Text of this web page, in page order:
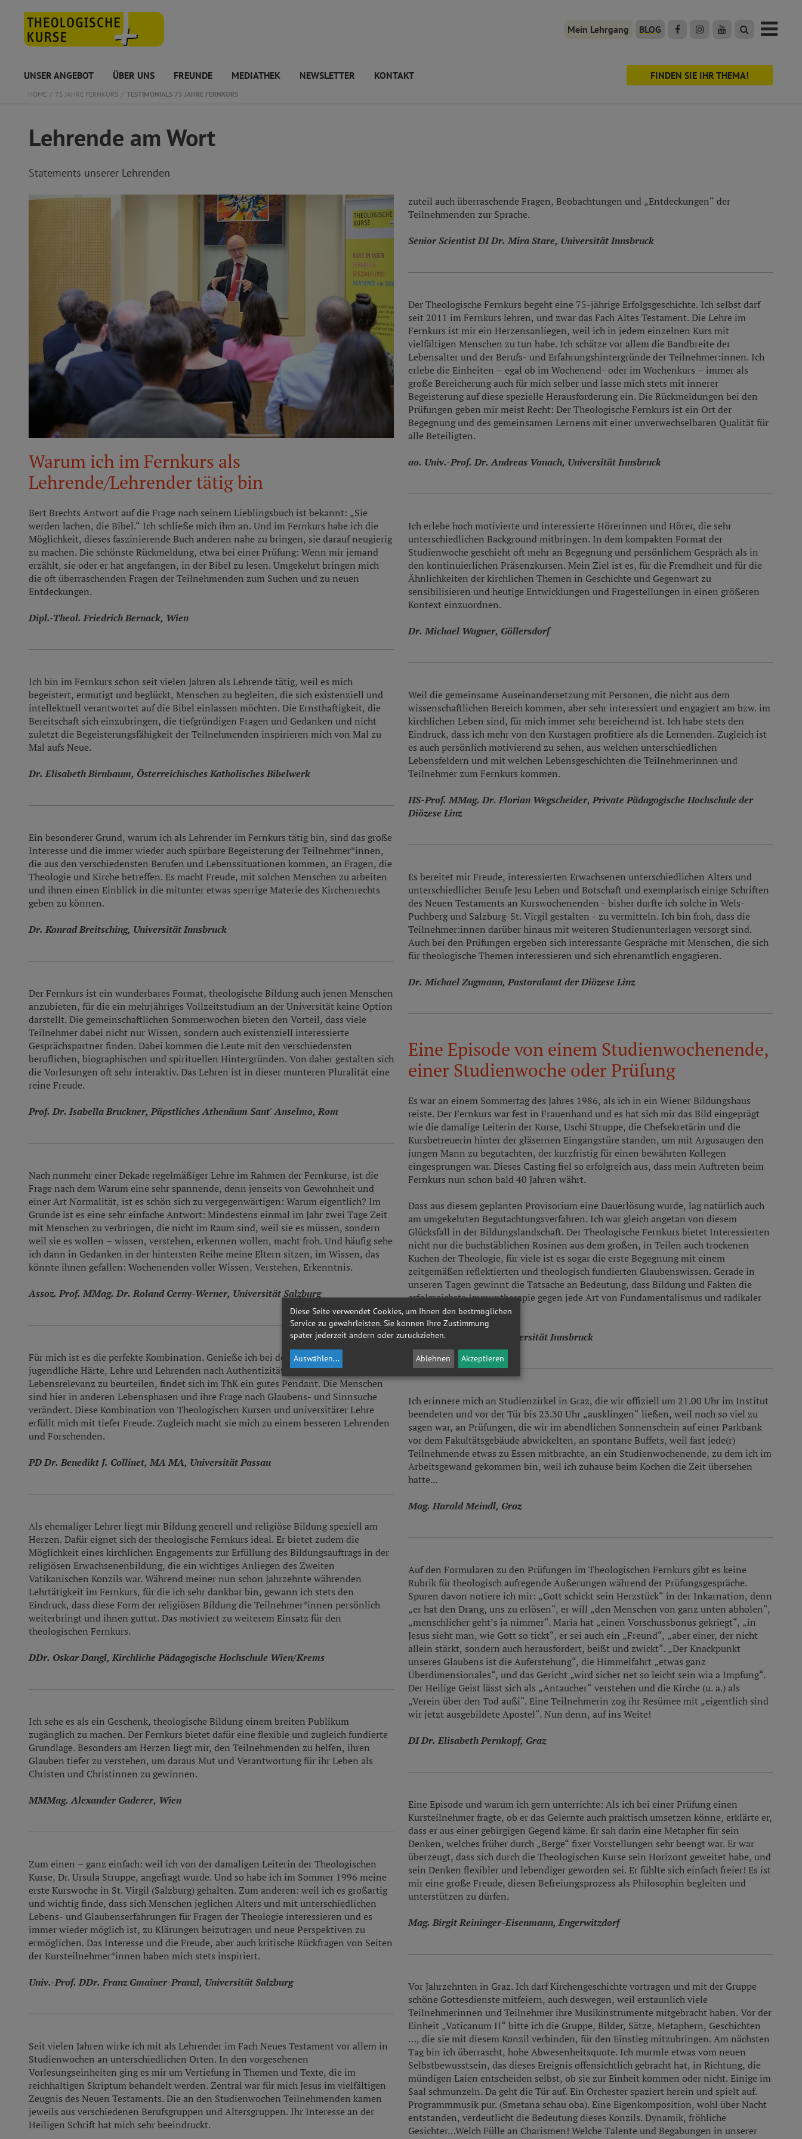
Mein Lehrgang BLOG
UNSER ANGEBOT ÜBER UNS FREUNDE MEDIATHEK NEWSLETTER KONTAKT FINDEN SIE IHR THEMA!
HOME 75 JAHRE FERNKURS TESTIMONIALS 75 JAHRE FERNKURS
Lehrende am Wort
Statements unserer Lehrenden
Warum ich im Fernkurs als
Lehrende/Lehrender tätig bin
Bert Brechts Antwort auf die Frage nach seinem Lieblingsbuch ist bekannt: „Sie
werden lachen, die Bibel.“ Ich schließe mich ihm an. Und im Fernkurs habe ich die
Möglichkeit, dieses faszinierende Buch anderen nahe zu bringen, sie darauf neugierig
zu machen. Die schönste Rückmeldung, etwa bei einer Prüfung: Wenn mir jemand
erzählt, sie oder er hat angefangen, in der Bibel zu lesen. Umgekehrt bringen mich
die oft überraschenden Fragen der Teilnehmenden zum Suchen und zu neuen
Entdeckungen.
Dipl.-Theol. Friedrich Bernack, Wien
Ich bin im Fernkurs schon seit vielen Jahren als Lehrende tätig, weil es mich
begeistert, ermutigt und beglückt, Menschen zu begleiten, die sich existenziell und
intellektuell verantwortet auf die Bibel einlassen möchten. Die Ernsthaftigkeit, die
Bereitschaft sich einzubringen, die tiefgründigen Fragen und Gedanken und nicht
zuletzt die Begeisterungsfähigkeit der Teilnehmenden inspirieren mich von Mal zu
Mal aufs Neue.
Dr. Elisabeth Birnbaum, Österreichisches Katholisches Bibelwerk
Ein besonderer Grund, warum ich als Lehrender im Fernkurs tätig bin, sind das große
Interesse und die immer wieder auch spürbare Begeisterung der Teilnehmer*innen,
die aus den verschiedensten Berufen und Lebenssituationen kommen, an Fragen, die
Theologie und Kirche betreffen. Es macht Freude, mit solchen Menschen zu arbeiten
und ihnen einen Einblick in die mitunter etwas sperrige Materie des Kirchenrechts
geben zu können.
Dr. Konrad Breitsching, Universität Innsbruck
Der Fernkurs ist ein wunderbares Format, theologische Bildung auch jenen Menschen
anzubieten, für die ein mehrjähriges Vollzeitstudium an der Universität keine Option
darstellt. Die gemeinschaftlichen Sommerwochen bieten den Vorteil, dass viele
Teilnehmer dabei nicht nur Wissen, sondern auch existenziell interessierte
Gesprächspartner finden. Dabei kommen die Leute mit den verschiedensten
beruflichen, biographischen und spirituellen Hintergründen. Von daher gestalten sich
die Vorlesungen oft sehr interaktiv. Das Lehren ist in dieser munteren Pluralität eine
reine Freude.
Prof. Dr. Isabella Bruckner, Päpstliches Athenäum Sant' Anselmo, Rom
Nach nunmehr einer Dekade regelmäßiger Lehre im Rahmen der Fernkurse, ist die
Frage nach dem Warum eine sehr spannende, denn jenseits von Gewohnheit und
einer Art Normalität, ist es schön sich zu vergegenwärtigen: Warum eigentlich? Im
Grunde ist es eine sehr einfache Antwort: Mindestens einmal im Jahr zwei Tage Zeit
mit Menschen zu verbringen, die nicht im Raum sind, weil sie es müssen, sondern
weil sie es wollen – wissen, verstehen, erkennen wollen, macht froh. Und häufig sehe
ich dann in Gedanken in der hintersten Reihe meine Eltern sitzen, im Wissen, das
könnte ihnen gefallen: Wochenenden voller Wissen, Verstehen, Erkenntnis.
Assoz. Prof. MMag. Dr. Roland Cerny-Werner, Universität Salzburg
Für mich ist es die perfekte Kombination. Genieße ich bei den Uni-Studierenden die
jugendliche Härte, Lehre und Lehrenden nach Authentizität und eigener
Lebensrelevanz zu beurteilen, findet sich im ThK ein gutes Pendant. Die Menschen
sind hier in anderen Lebensphasen und ihre Frage nach Glaubens- und Sinnsuche
verändert. Diese Kombination von Theologischen Kursen und universitärer Lehre
erfüllt mich mit tiefer Freude. Zugleich macht sie mich zu einem besseren Lehrenden
und Forschenden.
PD Dr. Benedikt J. Collinet, MA MA, Universität Passau
Als ehemaliger Lehrer liegt mir Bildung generell und religiöse Bildung speziell am
Herzen. Dafür eignet sich der theologische Fernkurs ideal. Er bietet zudem die
Möglichkeit eines kirchlichen Engagements zur Erfüllung des Bildungsauftrags in der
religiösen Erwachsenenbildung, die ein wichtiges Anliegen des Zweiten
Vatikanischen Konzils war. Während meiner nun schon Jahrzehnte währenden
Lehrtätigkeit im Fernkurs, für die ich sehr dankbar bin, gewann ich stets den
Eindruck, dass diese Form der religiösen Bildung die Teilnehmer*innen persönlich
weiterbringt und ihnen guttut. Das motiviert zu weiterem Einsatz für den
theologischen Fernkurs.
DDr. Oskar Dangl, Kirchliche Pädagogische Hochschule Wien/Krems
Ich sehe es als ein Geschenk, theologische Bildung einem breiten Publikum
zugänglich zu machen. Der Fernkurs bietet dafür eine flexible und zugleich fundierte
Grundlage. Besonders am Herzen liegt mir, den Teilnehmenden zu helfen, ihren
Glauben tiefer zu verstehen, um daraus Mut und Verantwortung für ihr Leben als
Christen und Christinnen zu gewinnen.
MMMag. Alexander Gaderer, Wien
Zum einen – ganz einfach: weil ich von der damaligen Leiterin der Theologischen
Kurse, Dr. Ursula Struppe, angefragt wurde. Und so habe ich im Sommer 1996 meine
erste Kurswoche in St. Virgil (Salzburg) gehalten. Zum anderen: weil ich es großartig
und wichtig finde, dass sich Menschen jeglichen Alters und mit unterschiedlichen
Lebens- und Glaubenserfahrungen für Fragen der Theologie interessieren und es
immer wieder möglich ist, zu Klärungen beizutragen und neue Perspektiven zu
ermöglichen. Das Interesse und die Freude, aber auch kritische Rückfragen von Seiten
der Kursteilnehmer*innen haben mich stets inspiriert.
Univ.-Prof. DDr. Franz Gmainer-Pranzl, Universität Salzburg
Seit vielen Jahren wirke ich mit als Lehrender im Fach Neues Testament vor allem in
Studienwochen an unterschiedlichen Orten. In den vorgesehenen
Vorlesungseinheiten ging es mir um Vertiefung in Themen und Texte, die im
reichhaltigen Skriptum behandelt werden. Zentral war für mich Jesus im vielfältigen
Zeugnis des Neuen Testaments. Die an den Studienwochen Teilnehmenden kamen
jeweils aus verschiedenen Berufsgruppen und Altersgruppen. Ihr Interesse an der
Heiligen Schrift hat mich sehr beeindruckt.
zuteil auch überraschende Fragen, Beobachtungen und „Entdeckungen“ der
Teilnehmenden zur Sprache.
Senior Scientist DI Dr. Mira Stare, Universität Innsbruck
Der Theologische Fernkurs begeht eine 75-jährige Erfolgsgeschichte. Ich selbst darf
seit 2011 im Fernkurs lehren, und zwar das Fach Altes Testament. Die Lehre im
Fernkurs ist mir ein Herzensanliegen, weil ich in jedem einzelnen Kurs mit
vielfältigen Menschen zu tun habe. Ich schätze vor allem die Bandbreite der
Lebensalter und der Berufs- und Erfahrungshintergründe der Teilnehmer:innen. Ich
erlebe die Einheiten – egal ob im Wochenend- oder im Wochenkurs – immer als
große Bereicherung auch für mich selber und lasse mich stets mit innerer
Begeisterung auf diese spezielle Herausforderung ein. Die Rückmeldungen bei den
Prüfungen geben mir meist Recht: Der Theologische Fernkurs ist ein Ort der
Begegnung und des gemeinsamen Lernens mit einer unverwechselbaren Qualität für
alle Beteiligten.
ao. Univ.-Prof. Dr. Andreas Vonach, Universität Innsbruck
Ich erlebe hoch motivierte und interessierte Hörerinnen und Hörer, die sehr
unterschiedlichen Background mitbringen. In dem kompakten Format der
Studienwoche geschieht oft mehr an Begegnung und persönlichem Gespräch als in
den kontinuierlichen Präsenzkursen. Mein Ziel ist es, für die Fremdheit und für die
Ähnlichkeiten der kirchlichen Themen in Geschichte und Gegenwart zu
sensibilisieren und heutige Entwicklungen und Fragestellungen in einen größeren
Kontext einzuordnen.
Dr. Michael Wagner, Göllersdorf
Weil die gemeinsame Auseinandersetzung mit Personen, die nicht aus dem
wissenschaftlichen Bereich kommen, aber sehr interessiert und engagiert am bzw. im
kirchlichen Leben sind, für mich immer sehr bereichernd ist. Ich habe stets den
Eindruck, dass ich mehr von den Kurstagen profitiere als die Lernenden. Zugleich ist
es auch persönlich motivierend zu sehen, aus welchen unterschiedlichen
Lebensfeldern und mit welchen Lebensgeschichten die Teilnehmerinnen und
Teilnehmer zum Fernkurs kommen.
HS-Prof. MMag. Dr. Florian Wegscheider, Private Pädagogische Hochschule der
Diözese Linz
Es bereitet mir Freude, interessierten Erwachsenen unterschiedlichen Alters und
unterschiedlicher Berufe Jesu Leben und Botschaft und exemplarisch einige Schriften
des Neuen Testaments an Kurswochenenden - bisher durfte ich solche in Wels-
Puchberg und Salzburg-St. Virgil gestalten - zu vermitteln. Ich bin froh, dass die
Teilnehmer:innen darüber hinaus mit weiteren Studienunterlagen versorgt sind.
Auch bei den Prüfungen ergeben sich interessante Gespräche mit Menschen, die sich
für theologische Themen interessieren und sich ehrenamtlich engagieren.
Dr. Michael Zugmann, Pastoralamt der Diözese Linz
Eine Episode von einem Studienwochenende,
einer Studienwoche oder Prüfung
Es war an einem Sommertag des Jahres 1986, als ich in ein Wiener Bildungshaus
reiste. Der Fernkurs war fest in Frauenhand und es hat sich mir das Bild eingeprägt
wie die damalige Leiterin der Kurse, Uschi Struppe, die Chefsekretärin und die
Kursbetreuerin hinter der gläsernen Eingangstüre standen, um mit Argusaugen den
jungen Mann zu begutachten, der kurzfristig für einen bewährten Kollegen
eingesprungen war. Dieses Casting fiel so erfolgreich aus, dass mein Auftreten beim
Fernkurs nun schon bald 40 Jahren währt.
Dass aus diesem geplanten Provisorium eine Dauerlösung wurde, lag natürlich auch
am umgekehrten Begutachtungsverfahren. Ich war gleich angetan von diesem
Glücksfall in der Bildungslandschaft. Der Theologische Fernkurs bietet Interessierten
nicht nur die buchstäblichen Rosinen aus dem großen, in Teilen auch trockenen
Kuchen der Theologie, für viele ist es sogar die erste Begegnung mit einem
zeitgemäßen reflektierten und theologisch fundierten Glaubenswissen. Gerade in
unseren Tagen gewinnt die Tatsache an Bedeutung, dass Bildung und Fakten die
erfolgreichste Immuntherapie gegen jede Art von Fundamentalismus und radikaler
Vereinfachung sind.
Dr. Bernhard Braun, Universität Innsbruck
Ich erinnere mich an Studienzirkel in Graz, die wir offiziell um 21.00 Uhr im Institut
beendeten und vor der Tür bis 23.30 Uhr „ausklingen“ ließen, weil noch so viel zu
sagen war, an Prüfungen, die wir im abendlichen Sonnenschein auf einer Parkbank
vor dem Fakultätsgebäude abwickelten, an spontane Buffets, weil fast jede(r)
Teilnehmende etwas zu Essen mitbrachte, an ein Studienwochenende, zu dem ich im
Arbeitsgewand gekommen bin, weil ich zuhause beim Kochen die Zeit übersehen
hatte...
Mag. Harald Meindl, Graz
Auf den Formularen zu den Prüfungen im Theologischen Fernkurs gibt es keine
Rubrik für theologisch aufregende Äußerungen während der Prüfungsgespräche.
Spuren davon notiere ich mir: „Gott schickt sein Herzstück“ in der Inkarnation, denn
„er hat den Drang, uns zu erlösen“, er will „den Menschen von ganz unten abholen“,
„menschlicher geht’s ja nimmer“. Maria hat „einen Vorschussbonus gekriegt“, „in
Jesus sieht man, wie Gott so tickt“, er sei auch ein „Freund“, „aber einer, der nicht
allein stärkt, sondern auch herausfordert, beißt und zwickt“. „Der Knackpunkt
unseres Glaubens ist die Auferstehung“, die Himmelfahrt „etwas ganz
Überdimensionales“, und das Gericht „wird sicher net so leicht sein wia a Impfung“.
Der Heilige Geist lässt sich als „Antaucher“ verstehen und die Kirche (u. a.) als
„Verein über den Tod außi“. Eine Teilnehmerin zog ihr Resümee mit „eigentlich sind
wir jetzt ausgebildete Apostel“. Nun denn, auf ins Weite!
DI Dr. Elisabeth Pernkopf, Graz
Eine Episode und warum ich gern unterrichte: Als ich bei einer Prüfung einen
Kursteilnehmer fragte, ob er das Gelernte auch praktisch umsetzen könne, erklärte er,
dass er aus einer gebirgigen Gegend käme. Er sah darin eine Metapher für sein
Denken, welches früher durch „Berge“ fixer Vorstellungen sehr beengt war. Er war
überzeugt, dass sich durch die Theologischen Kurse sein Horizont geweitet habe, und
sein Denken flexibler und lebendiger geworden sei. Er fühlte sich einfach freier! Es ist
mir eine große Freude, diesen Befreiungsprozess als Philosophin begleiten und
unterstützen zu dürfen.
Mag. Birgit Reininger-Eisenmann, Engerwitzdorf
Vor Jahrzehnten in Graz. Ich darf Kirchengeschichte vortragen und mit der Gruppe
schöne Gottesdienste mitfeiern, auch deswegen, weil erstaunlich viele
Teilnehmerinnen und Teilnehmer ihre Musikinstrumente mitgebracht haben. Vor der
Einheit „Vaticanum II“ bitte ich die Gruppe, Bilder, Sätze, Metaphern, Geschichten
…, die sie mit diesem Konzil verbinden, für den Einstieg mitzubringen. Am nächsten
Tag bin ich überrascht, hohe Abwesenheitsquote. Ich murmle etwas vom neuen
Selbstbewusstsein, das dieses Ereignis offensichtlich gebracht hat, in Richtung, die
mündigen Laien entscheiden selbst, ob sie zur Einheit kommen oder nicht. Einige im
Saal schmunzeln. Da geht die Tür auf. Ein Orchester spaziert herein und spielt auf.
Programmmusik pur. (Smetana schau oba). Eine Eigenkomposition, wohl über Nacht
entstanden, verdeutlicht die Bedeutung dieses Konzils. Dynamik, fröhliche
Gesichter…Welch Fülle an Charismen! Welche Talente und Begabungen in unserer
Diese Seite verwendet Cookies, um Ihnen den bestmöglichen
Service zu gewährleisten. Sie können Ihre Zustimmung
später jederzeit ändern oder zurückziehen.
Auswählen... Ablehnen Akzeptieren